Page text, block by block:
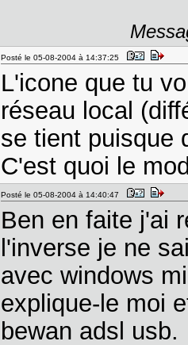
Posté le 05-08-2004 à 14:37:25
L'icone que tu
réseau local
se tient puisque
C'est quoi le
Posté le 05-08-2004 à 14:40:47
Ben en faite j'ai
l'inverse je ne
avec windows
explique-le moi
bewan adsl usb.